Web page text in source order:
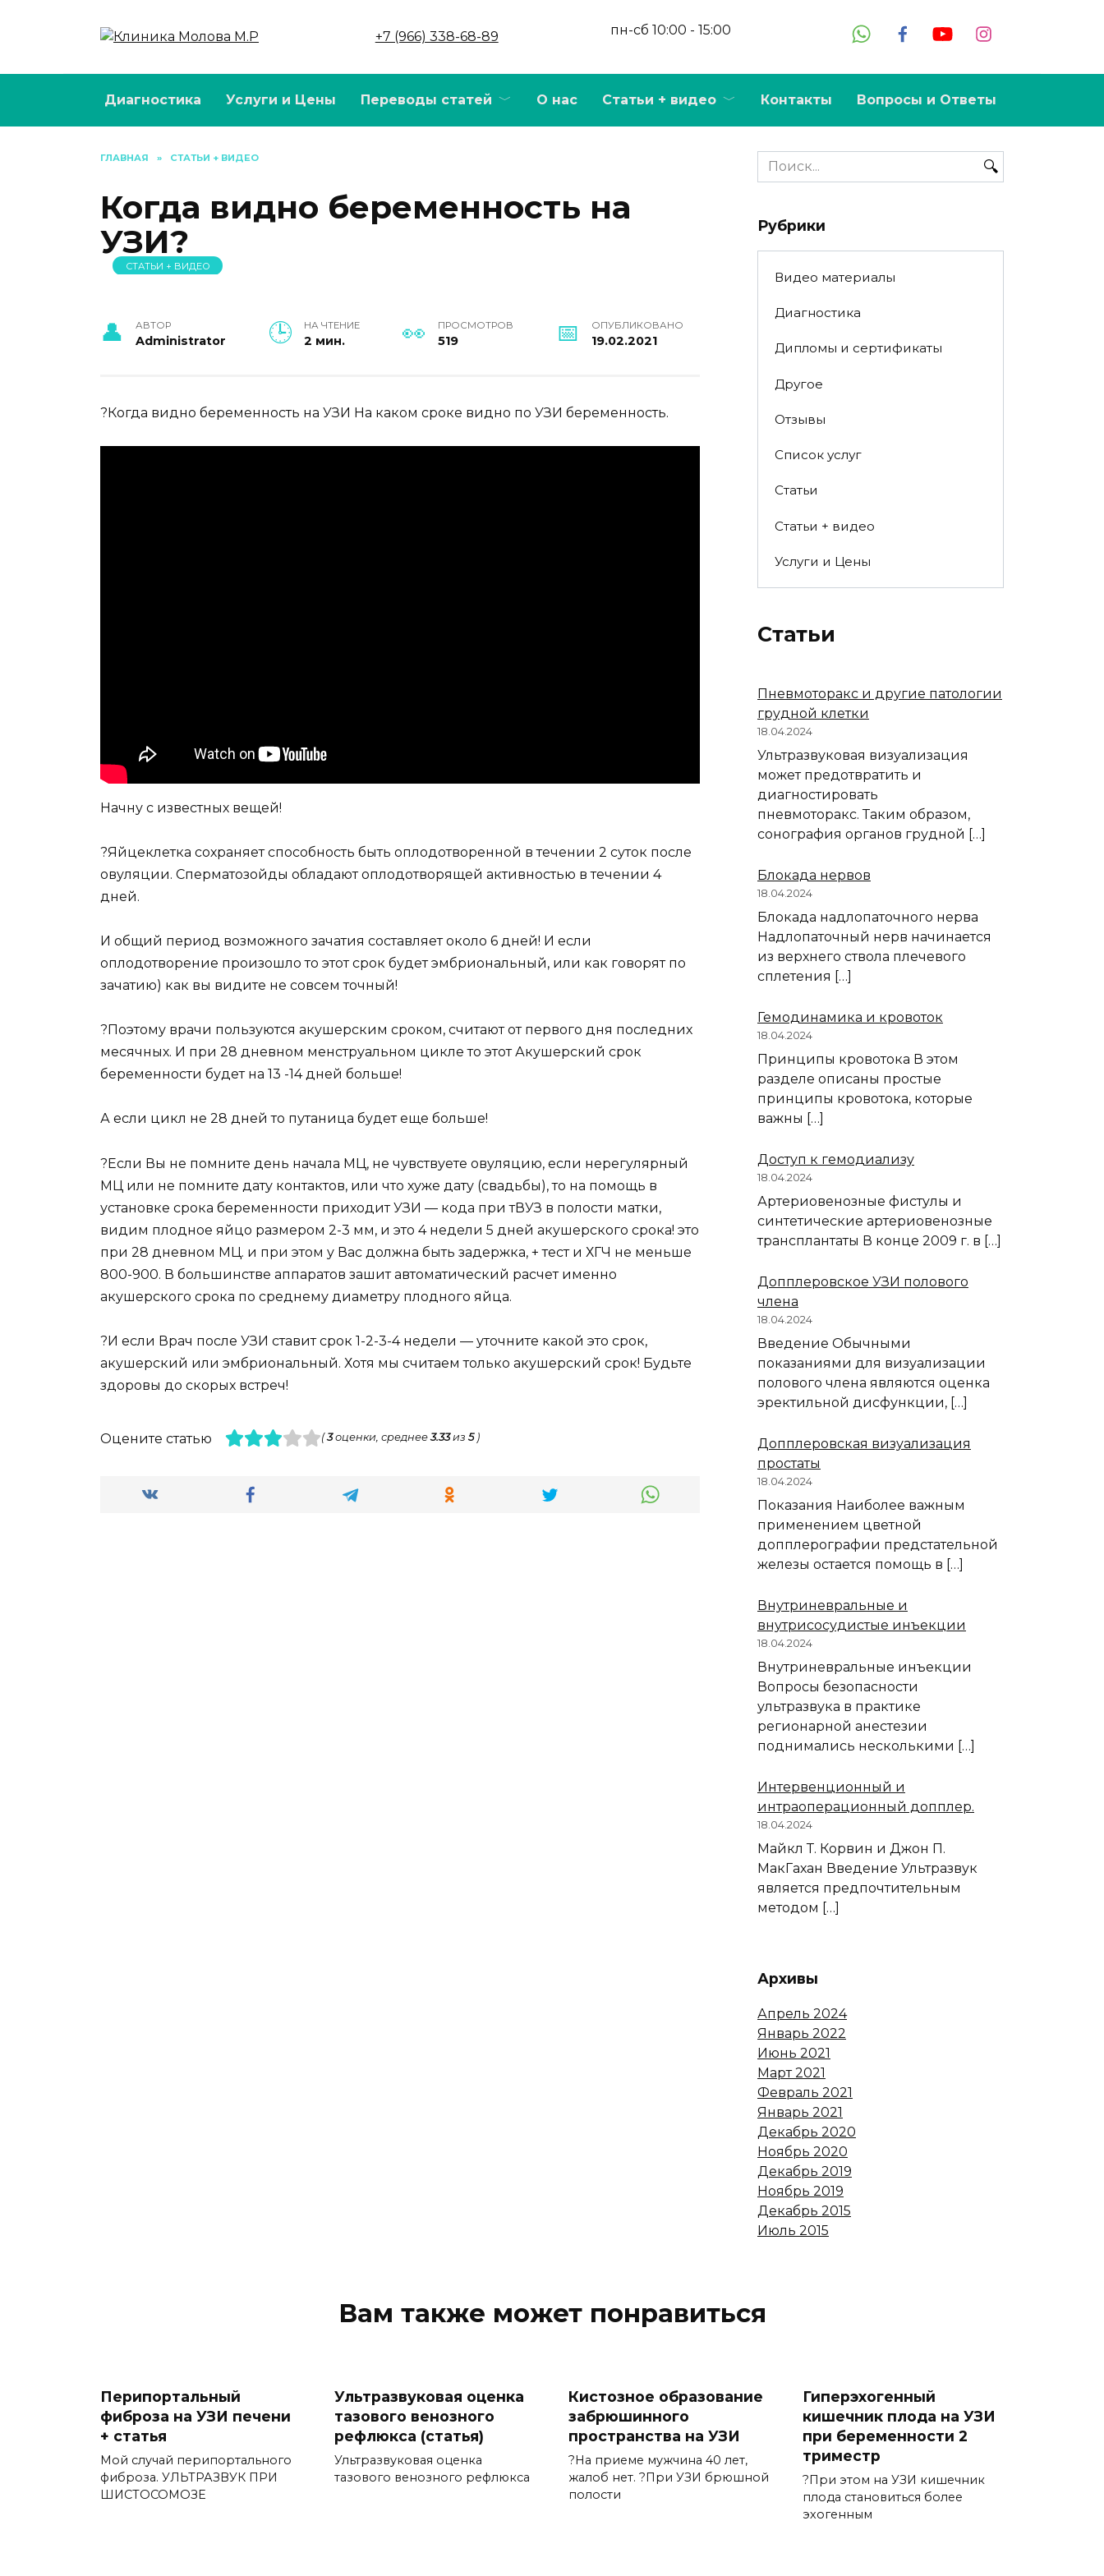
+7 (966) 338-68-89 пн-сб 10:00 - 15:00
Диагностика Услуги и Цены Переводы статей О нас Статьи + видео Контакты Вопросы и Ответы
ГЛАВНАЯ » СТАТЬИ + ВИДЕО
Когда видно беременность на
УЗИ?
СТАТЬИ + ВИДЕО
АВТОР
Administrator
НА ЧТЕНИЕ
2 мин.
ПРОСМОТРОВ
519
ОПУБЛИКОВАНО
19.02.2021
?Когда видно беременность на УЗИ На каком сроке видно по УЗИ беременность.
Начну с известных вещей!
?Яйцеклетка сохраняет способность быть оплодотворенной в течении 2 суток после
овуляции. Сперматозойды обладают оплодотворящей активностью в течении 4
дней.
И общий период возможного зачатия составляет около 6 дней! И если
оплодотворение произошло то этот срок будет эмбриональный, или как говорят по
зачатию) как вы видите не совсем точный!
?Поэтому врачи пользуются акушерским сроком, считают от первого дня последних
месячных. И при 28 дневном менструальном цикле то этот Акушерский срок
беременности будет на 13 -14 дней больше!
А если цикл не 28 дней то путаница будет еще больше!
?Если Вы не помните день начала МЦ, не чувствуете овуляцию, если нерегулярный
МЦ или не помните дату контактов, или что хуже дату (свадьбы), то на помощь в
установке срока беременности приходит УЗИ — кода при тВУЗ в полости матки,
видим плодное яйцо размером 2-3 мм, и это 4 недели 5 дней акушерского срока! это
при 28 дневном МЦ. и при этом у Вас должна быть задержка, + тест и ХГЧ не меньше
800-900. В большинстве аппаратов зашит автоматический расчет именно
акушерского срока по среднему диаметру плодного яйца.
?И если Врач после УЗИ ставит срок 1-2-3-4 недели — уточните какой это срок,
акушерский или эмбриональный. Хотя мы считаем только акушерский срок! Будьте
здоровы до скорых встреч!
Оцените статью (3оценки, среднее3.33из 5)
Search
for:
Рубрики
Видео материалы
Диагностика
Дипломы и сертификаты
Другое
Отзывы
Список услуг
Статьи
Статьи + видео
Услуги и Цены
Статьи
Пневмоторакс и другие патологии
грудной клетки
18.04.2024
Ультразвуковая визуализация
может предотвратить и
диагностировать
пневмоторакс. Таким образом,
сонография органов грудной […]
Блокада нервов
18.04.2024
Блокада надлопаточного нерва
Надлопаточный нерв начинается
из верхнего ствола плечевого
сплетения […]
Гемодинамика и кровоток
18.04.2024
Принципы кровотока В этом
разделе описаны простые
принципы кровотока, которые
важны […]
Доступ к гемодиализу
18.04.2024
Артериовенозные фистулы и
синтетические артериовенозные
трансплантаты В конце 2009 г. в […]
Допплеровское УЗИ полового
члена
18.04.2024
Введение Обычными
показаниями для визуализации
полового члена являются оценка
эректильной дисфункции, […]
Допплеровская визуализация
простаты
18.04.2024
Показания Наиболее важным
применением цветной
допплерографии предстательной
железы остается помощь в […]
Внутриневральные и
внутрисосудистые инъекции
18.04.2024
Внутриневральные инъекции
Вопросы безопасности
ультразвука в практике
регионарной анестезии
поднимались несколькими […]
Интервенционный и
интраоперационный допплер.
18.04.2024
Майкл Т. Корвин и Джон П.
МакГахан Введение Ультразвук
является предпочтительным
методом […]
Архивы
Апрель 2024
Январь 2022
Июнь 2021
Март 2021
Февраль 2021
Январь 2021
Декабрь 2020
Ноябрь 2020
Декабрь 2019
Ноябрь 2019
Декабрь 2015
Июль 2015
Вам также может понравиться
Перипортальный
фиброза на УЗИ печени
+ статья
Мой случай перипортального
фиброза. УЛЬТРАЗВУК ПРИ
ШИСТОСОМОЗЕ
Ультразвуковая оценка
тазового венозного
рефлюкса (статья)
Ультразвуковая оценка
тазового венозного рефлюкса
Кистозное образование
забрюшинного
пространства на УЗИ
?На приеме мужчина 40 лет,
жалоб нет. ?При УЗИ брюшной
полости
Гиперэхогенный
кишечник плода на УЗИ
при беременности 2
триместр
?При этом на УЗИ кишечник
плода становиться более
эхогенным